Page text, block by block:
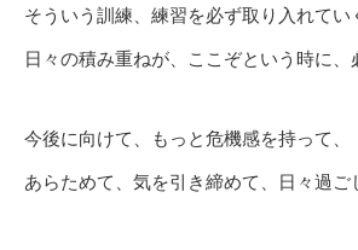
そういう訓練、練習を必ず取り入れてい
日々の積み重ねが、ここぞという時に、
今後に向けて、もっと危機感を持って、
あらためて、気を引き締めて、日々過ご